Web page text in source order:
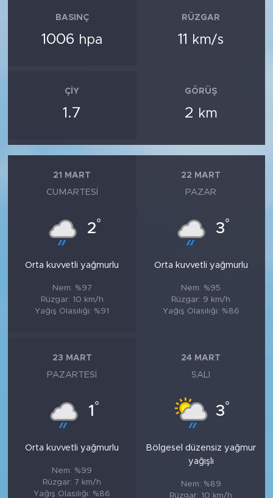
BASINÇ
1006 hpa
RÜZGAR
11 km/s
ÇIY
1.7
GÖRÜŞ
2 km
21 MART
CUMARTESI
2°
Orta kuvvetli yağmurlu
Nem: %97
Rüzgar: 10 km/h
Yağış Olasılığı: %91
22 MART
PAZAR
3°
Orta kuvvetli yağmurlu
Nem: %95
Rüzgar: 9 km/h
Yağış Olasılığı: %86
23 MART
PAZARTESI
1 °
Orta kuvvetli yağmurlu
Nem: %99
Rüzgar: 7 km/h
Yağış Olasılığı: %86
24 MART
SALI
3°
Bölgesel düzensiz yağmur
yağışlı
Nem: %89
Rüzgar: 10 km/h